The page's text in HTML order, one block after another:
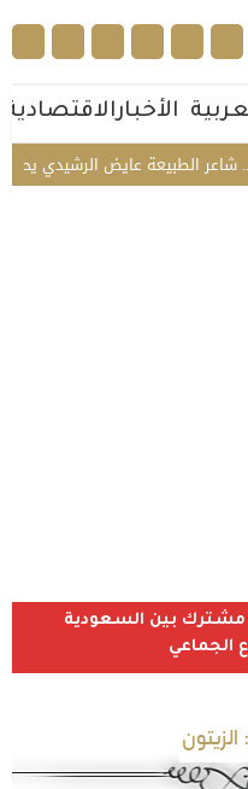
الأخبارالاقتصادية
الطبيعة عايض الرشيدي يحتفل
مشترك بين السعودية
الجماعي
الزيتون